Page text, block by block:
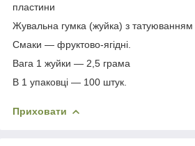
пластини
Жувальна гумка (жуйка) з татуюванням
Смаки ― фруктово-ягідні.
Вага 1 жуйки ― 2,5 грама
В 1 упаковці ― 100 штук.
Приховати